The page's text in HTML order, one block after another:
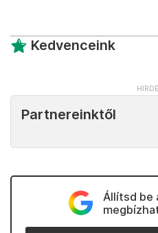
Kedvenceink
Partnereinktől
Állítsd be